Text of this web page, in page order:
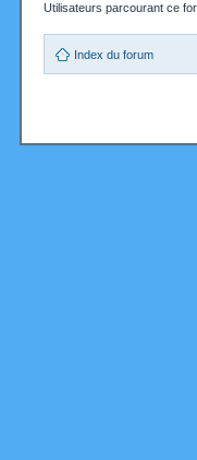
Utilisateurs parcourant ce
Index du forum